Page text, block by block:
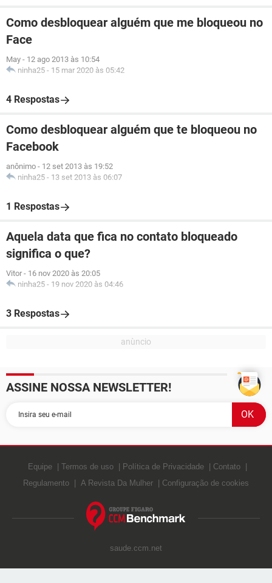
Como desbloquear alguém que me bloqueou no
Face
May - 12 ago 2013 às 10:54
ninha25 - 15 mar 2020 às 05:42
4 Respostas
Como desbloquear alguém que te bloqueou no
Facebook
anônimo - 12 set 2013 às 19:52
ninha25 - 13 set 2013 às 06:07
1 Respostas
Aquela data que fica no contato bloqueado
significa o que?
Vitor - 16 nov 2020 às 20:05
ninha25 - 19 nov 2020 às 04:46
3 Respostas
ASSINE NOSSA NEWSLETTER!
Equipe Termos de uso Política de Privacidade
Contato
Regulamento
A Revista Da Mulher Configuração de cookies
saude.ccm.net